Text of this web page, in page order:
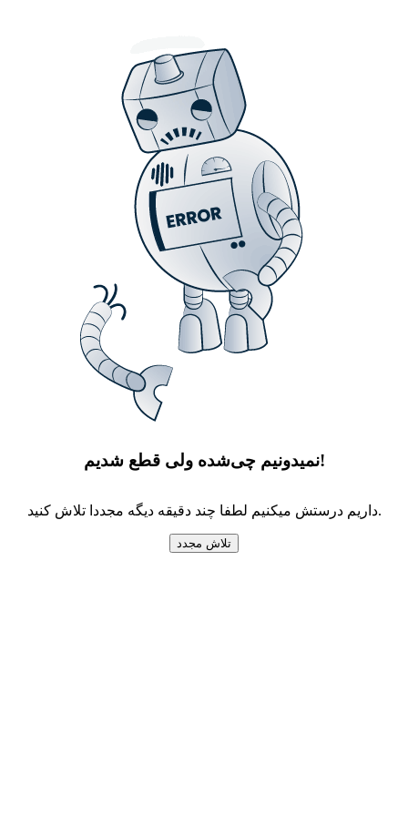
نمیدونیم چی‌شده ولی قطع شدیم!
داریم درستش میکنیم لطفا چند دقیقه دیگه مجددا تلاش کنید.
تلاش مجدد